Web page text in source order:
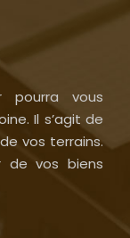
pourra vous
Il s’agit de
vos terrains.
de vos biens